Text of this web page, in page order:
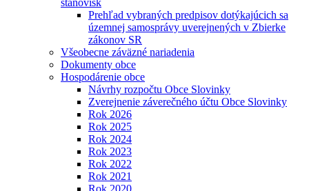
stanovísk
Prehľad vybraných predpisov dotýkajúcich sa
územnej samosprávy uverejnených v Zbierke
zákonov SR
Všeobecne záväzné nariadenia
Dokumenty obce
Hospodárenie obce
Návrhy rozpočtu Obce Slovinky
Zverejnenie záverečného účtu Obce Slovinky
Rok 2026
Rok 2025
Rok 2024
Rok 2023
Rok 2022
Rok 2021
Rok 2020